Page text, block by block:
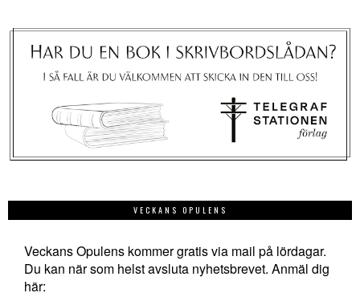
VECKANS OPULENS
Veckans Opulens kommer gratis via mail på lördagar.
Du kan när som helst avsluta nyhetsbrevet. Anmäl dig
här: